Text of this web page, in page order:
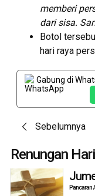
memberi
dari sisa.
Botol
hari raya
Gabung di
Post
Sebelumnya
Renungan
Pancaran